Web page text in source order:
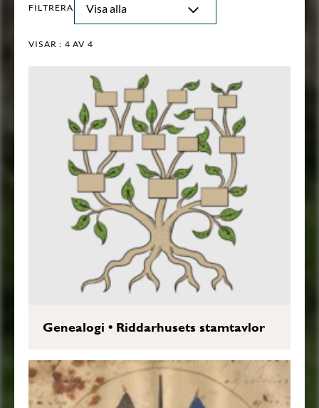
FILTRERA Visa alla
VISAR : 4 AV 4
Genealogi • Riddarhusets stamtavlor